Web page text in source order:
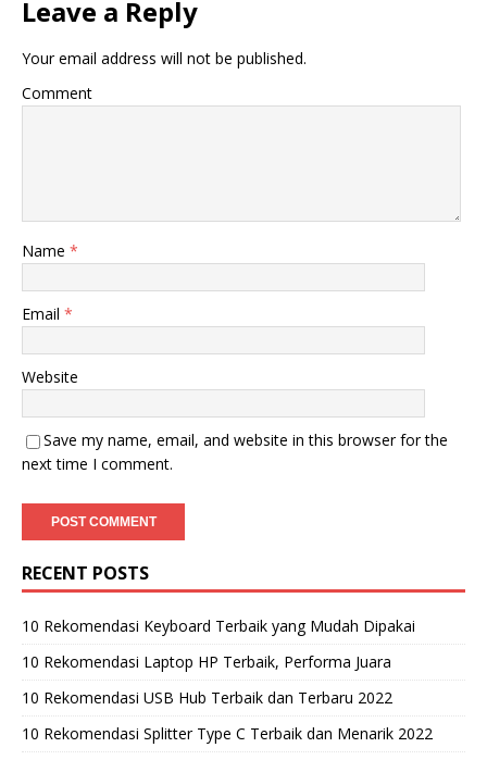
Leave a Reply
Your email address will not be published.
Comment
Name *
Email *
Website
Save my name, email, and website in this browser for the
next time I comment.
RECENT POSTS
10 Rekomendasi Keyboard Terbaik yang Mudah Dipakai
10 Rekomendasi Laptop HP Terbaik, Performa Juara
10 Rekomendasi USB Hub Terbaik dan Terbaru 2022
10 Rekomendasi Splitter Type C Terbaik dan Menarik 2022